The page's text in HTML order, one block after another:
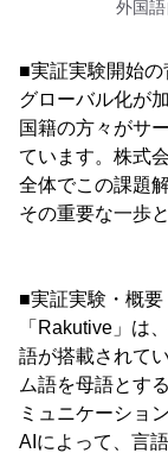
外国
■実証実験開始の
グローバル化が
国籍の方々がサ
ています。株式
全体でこの課題
その重要な一歩
■実証実験・概要
「Rakutive」は
語が搭載されて
ム語を母語とす
ミュニケーショ
AIによって、言